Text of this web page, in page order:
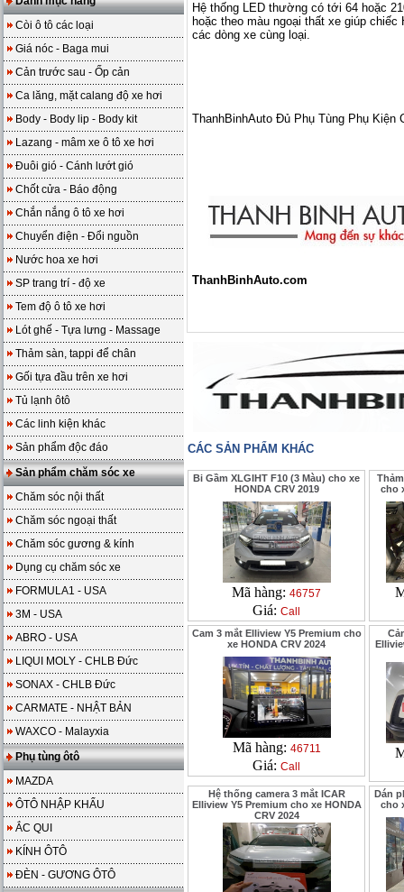
Còi ô tô các loại
Giá nóc - Baga mui
Cản trước sau - Ốp cản
Ca lăng, mặt calang độ xe hơi
Body - Body lip - Body kit
Lazang - mâm xe ô tô xe hơi
Đuôi gió - Cánh lướt gió
Chốt cửa - Báo động
Chắn nắng ô tô xe hơi
Chuyển điện - Đổi nguồn
Nước hoa xe hơi
SP trang trí - độ xe
Tem độ ô tô xe hơi
Lót ghế - Tựa lưng - Massage
Thảm sàn, tappi để chân
Gối tựa đầu trên xe hơi
Tủ lạnh ôtô
Các linh kiện khác
Sản phẩm độc đáo
Sản phẩm chăm sóc xe
Chăm sóc nội thất
Chăm sóc ngoại thất
Chăm sóc gương & kính
Dụng cụ chăm sóc xe
FORMULA1 - USA
3M - USA
ABRO - USA
LIQUI MOLY - CHLB Đức
SONAX - CHLB Đức
CARMATE - NHẬT BẢN
WAXCO - Malayxia
Phụ tùng ôtô
MAZDA
ÔTÔ NHẬP KHẨU
ẮC QUI
KÍNH ÔTÔ
ĐÈN - GƯƠNG ÔTÔ
Hệ thống LED thường có tới 64 hoặc
hoặc theo màu ngoại thất xe giúp
các dòng xe cùng loại.
ThanhBinhAuto Đủ Phụ Tùng Phụ Kiện
ThanhBinhAuto.com
CÁC SẢN PHẨM KHÁC
Bi Gầm XLGIHT F10 (3 Màu) cho xe
HONDA CRV 2019
Mã hàng: 46757
Giá: Call
cho
Cam 3 mắt Elliview Y5 Premium cho
xe HONDA CRV 2024
Mã hàng: 46711
Giá: Call
Hệ thống camera 3 mắt ICAR
Elliview Y5 Premium cho xe HONDA
CRV 2024
Dán
cho